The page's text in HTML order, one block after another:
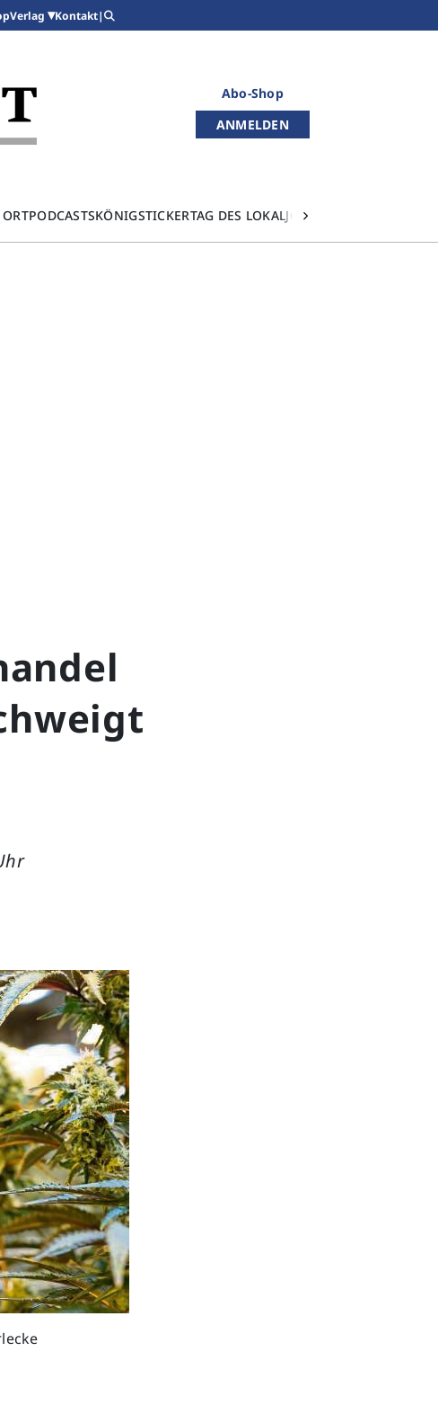
Verlag Kontakt|
Abo-Shop
ANMELDEN
PODCASTSKÖNIGSTICKERTAG DES LOKALJOURNALISMUS